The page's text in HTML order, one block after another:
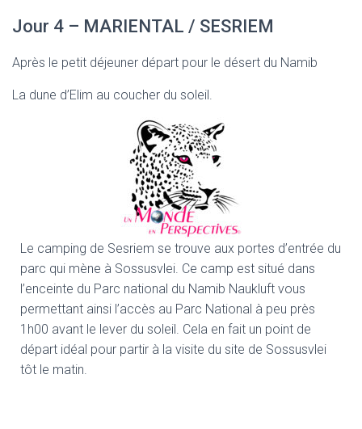
Jour 4 – MARIENTAL / SESRIEM
Après le petit déjeuner départ pour le désert du Namib
La dune d’Elim au coucher du soleil.
Le camping de Sesriem se trouve aux portes d’entrée du
parc qui mène à Sossusvlei. Ce camp est situé dans
l’enceinte du Parc national du Namib Naukluft vous
permettant ainsi l’accès au Parc National à peu près
1h00 avant le lever du soleil. Cela en fait un point de
départ idéal pour partir à la visite du site de Sossusvlei
tôt le matin.